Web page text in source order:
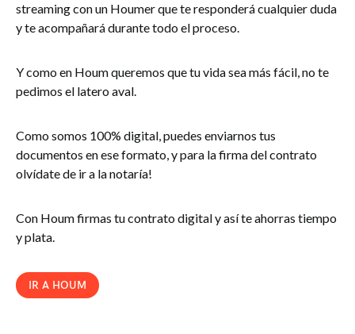
streaming con un Houmer que te responderá cualquier duda
y te acompañará durante todo el proceso.
Y como en Houm queremos que tu vida sea más fácil, no te
pedimos el latero aval.
Como somos 100% digital, puedes enviarnos tus
documentos en ese formato, y para la firma del contrato
olvídate de ir a la notaría!
Con Houm firmas tu contrato digital y así te ahorras tiempo
y plata.
IR A HOUM